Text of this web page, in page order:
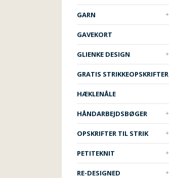
GARN
GAVEKORT
GLIENKE DESIGN
GRATIS STRIKKEOPSKRIFTER
HÆKLENÅLE
HÅNDARBEJDSBØGER
OPSKRIFTER TIL STRIK
PETITEKNIT
RE-DESIGNED